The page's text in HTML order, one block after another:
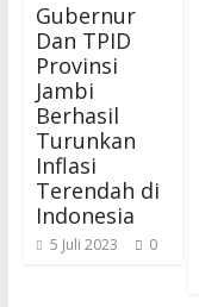
Gubernur
Dan TPID
Provinsi
Jambi
Berhasil
Turunkan
Inflasi
Terendah di
Indonesia
5 Juli 2023 0